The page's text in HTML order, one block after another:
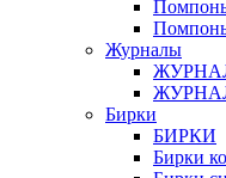
Журналы
Бирки
БИРКИ
Бирки